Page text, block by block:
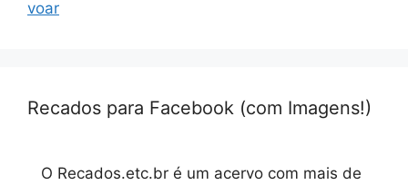
voar
Recados para Facebook (com Imagens!)
O Recados.etc.br é um acervo com mais de